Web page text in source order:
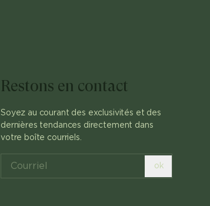
Restons en contact
Soyez au courant des exclusivités et des
dernières tendances directement dans
votre boîte courriels.
ok